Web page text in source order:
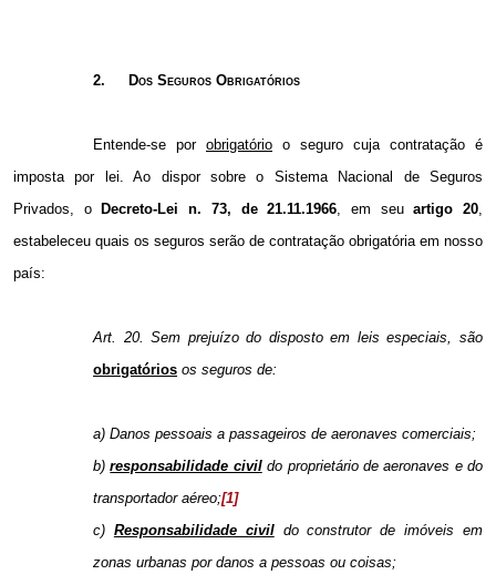
2. Dos Seguros Obrigatórios
Entende-se por obrigatório o seguro cuja contratação é
imposta por lei. Ao dispor sobre o Sistema Nacional de Seguros
Privados, o
Decreto-Lei n. 73, de 21.11.1966, em seuartigo 20,
estabeleceu quais os seguros serão de contratação obrigatória em nosso
país:
Art. 20. Sem prejuízo do disposto em leis especiais, são
obrigatórios os seguros de:
a) Danos pessoais a passageiros de aeronaves comerciais;
b)responsabilidade civildo proprietário de aeronaves e do
transportador aéreo;[1]
c) Responsabilidade civildo construtor de imóveis em
zonas urbanas por danos a pessoas ou coisas;